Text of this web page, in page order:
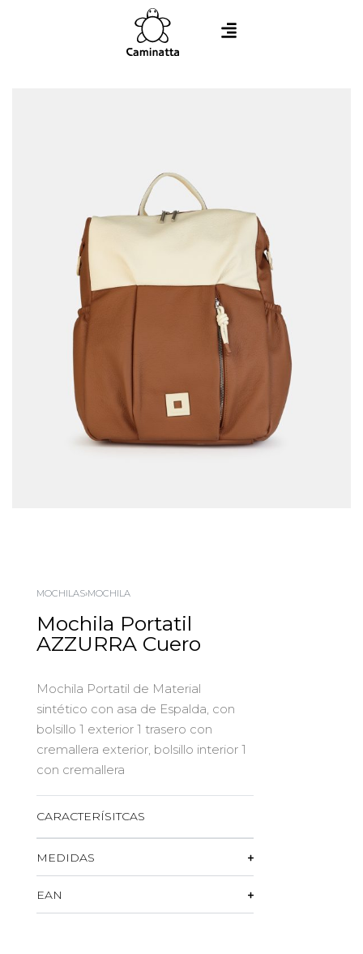
MOCHILAS›MOCHILA
Mochila Portatil
AZZURRA Cuero
Mochila Portatil de Material
sintético con asa de Espalda, con
bolsillo 1 exterior 1 trasero con
cremallera exterior, bolsillo interior 1
con cremallera
CARACTERÍSITCAS
MEDIDAS
EAN